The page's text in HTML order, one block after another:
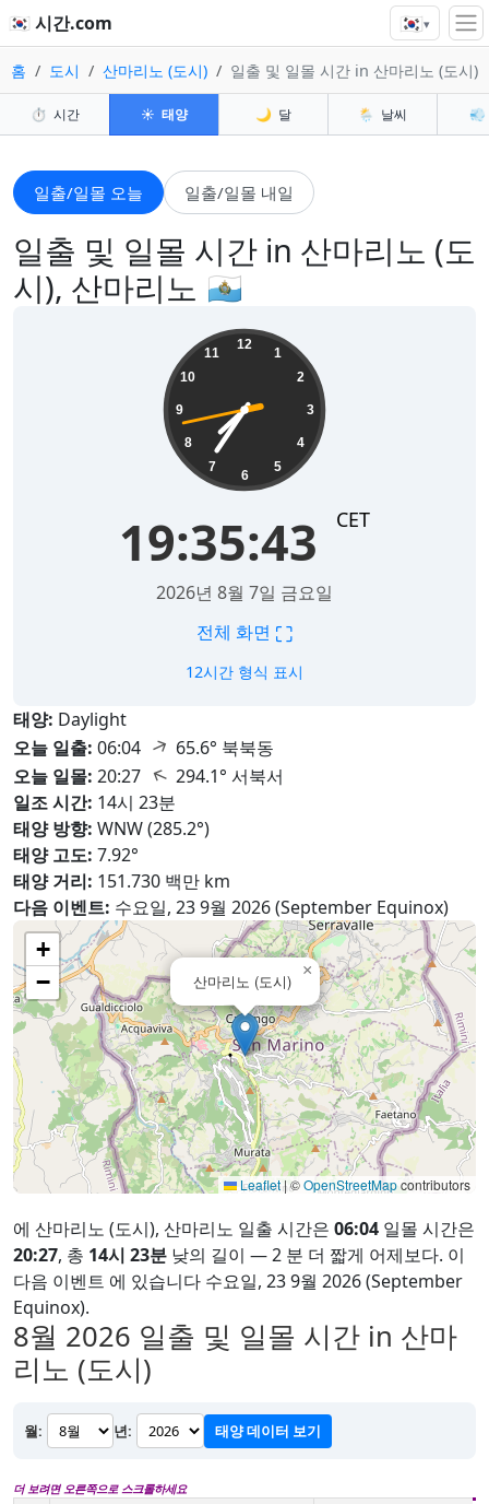
🇰🇷 시간.com 🇰🇷▾
홈 도시 산마리노 (도시) 일출 및 일몰 시간 in 산마리노 (도시)
⏱️ 시간 ☀️ 태양 🌙 달 🌦️ 날씨 💨
일출/일몰 오늘 일출/일몰 내일
일출 및 일몰 시간 in 산마리노 (도
시), 산마리노 🇸🇲
12
1
2
3
4
5
6
7
8
9
10
11
19:35:44 CET
2026년 8월 7일 금요일
전체 화면 ⛶
12시간 형식 표시
태양: Daylight
오늘 일출: 06:04 ↑ 65.6° 북북동
오늘 일몰: 20:27 ↑ 294.1° 서북서
일조 시간: 14시 23분
태양 방향: WNW (285.2°)
태양 고도: 7.92°
태양 거리: 151.730 백만 km
다음 이벤트: 수요일, 23 9월 2026 (September Equinox)
산마리노 (도시)
×
+
−
Leaflet|©OpenStreetMapcontributors
에 산마리노 (도시), 산마리노 일출 시간은 06:04 일몰 시간은
20:27, 총 14시 23분 낮의 길이 — 2 분 더 짧게 어제보다. 이
다음 이벤트 에 있습니다 수요일, 23 9월 2026 (September
Equinox).
8월 2026 일출 및 일몰 시간 in 산마
리노 (도시)
월: 년: 태양 데이터 보기
더 보려면 오른쪽으로 스크롤하세요